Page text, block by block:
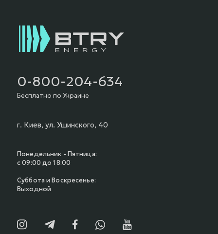
0-800-204-634
Бесплатно по Украине
г. Киев, ул. Ушинского, 40
Понедельник - Пятница:
с 09:00 до 18:00
Суббота и Воскресенье:
Выходной